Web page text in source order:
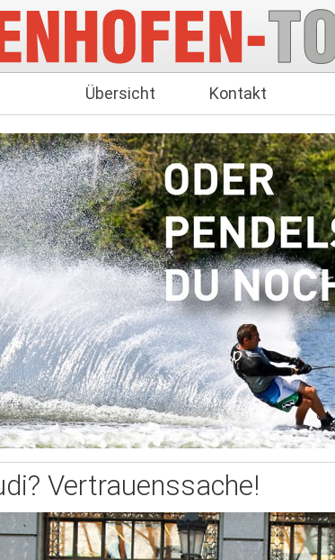
Übersicht Kontakt
Vertrauenssache!